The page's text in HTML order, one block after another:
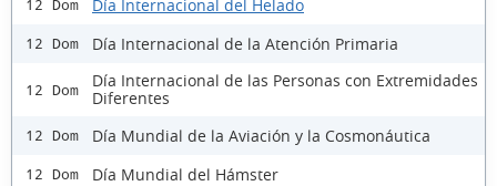
12 Dom Día Internacional del Helado
12 Dom Día Internacional de la Atención Primaria
12 Dom
Día Internacional de las Personas con Extremidades
Diferentes
12 Dom Día Mundial de la Aviación y la Cosmonáutica
12 Dom Día Mundial del Hámster